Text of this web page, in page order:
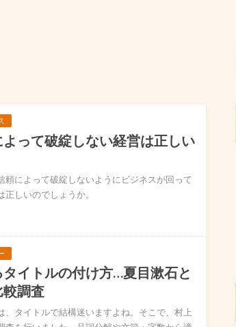
よって破綻しない経営は正しい
頼によって破綻しないようにビジネスが回って
しいのでしょうか。
タイトルの付け方…夏目漱石と
調査
、タイトルで結構迷いますよね。そこで、村上